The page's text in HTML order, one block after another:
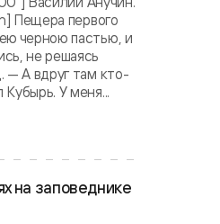
Пещера первого
черною пастью, и
не решаясь
— А вдруг там кто-
У меня...
на заповеднике